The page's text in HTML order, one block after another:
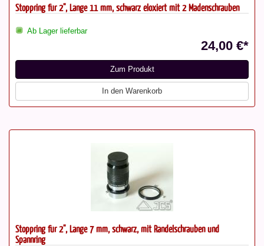
Stoppring für 2", Länge 11 mm, schwarz eloxiert mit 2 Madenschrauben
Ab Lager lieferbar
24,00 €*
Zum Produkt
In den Warenkorb
Stoppring für 2", Länge 7 mm, schwarz, mit Rändelschrauben und
Spannring